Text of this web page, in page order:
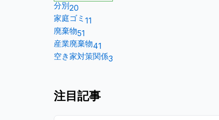
分別20
家庭ゴミ 11
廃棄物51
産業廃棄物41
空き家対策関係3
注目記事